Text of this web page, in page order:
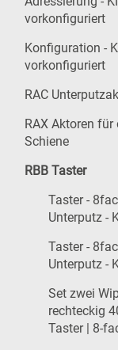
vorkonfiguriert
Konfiguration -
vorkonfiguriert
RAC
RAX Aktoren für
Schiene
RBB Taster
Taster -
Unterputz -
Taster -
Unterputz -
Set zwei
rechteckig
Taster | 8-